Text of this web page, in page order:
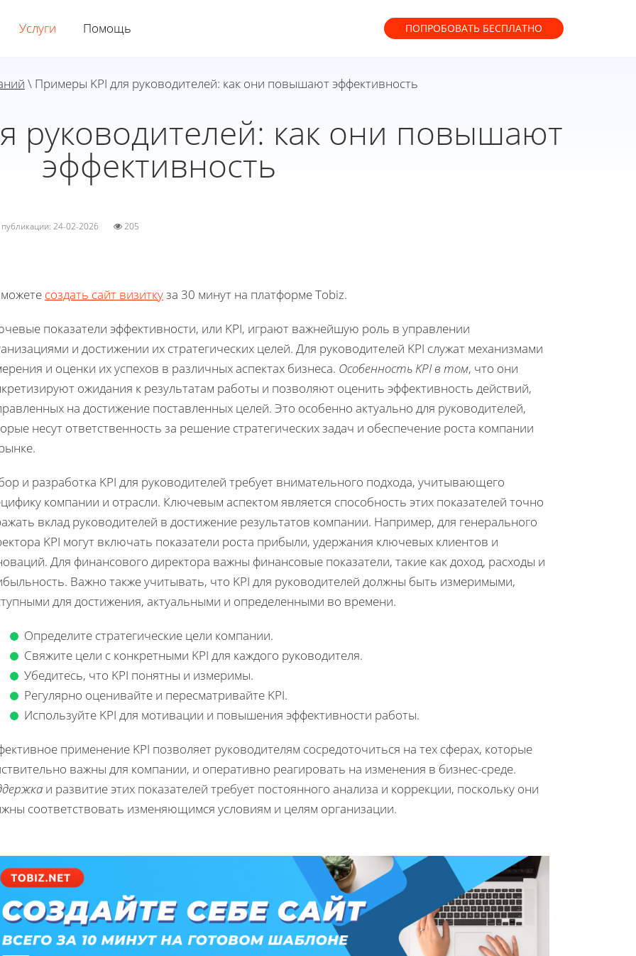
Услуги Помощь ПОПРОБОВАТЬ БЕСПЛАТНО
\ Примеры KPI для руководителей: как они повышают эффективность
руководителей: как они повышают
эффективность
публикации: 24-02-2026 205
создать сайт визиткуза 30 минут на платформе Tobiz.
показатели эффективности, или KPI, играют важнейшую роль в управлении
и достижении их стратегических целей. Для руководителей KPI служат механизмами
и оценки их успехов в различных аспектах бизнеса. Особенность KPI в том, что они
ожидания к результатам работы и позволяют оценить эффективность действий,
на достижение поставленных целей. Это особенно актуально для руководителей,
несут ответственность за решение стратегических задач и обеспечение роста компании
и разработка KPI для руководителей требует внимательного подхода, учитывающего
компании и отрасли. Ключевым аспектом является способность этих показателей точно
вклад руководителей в достижение результатов компании. Например, для генерального
KPI могут включать показатели роста прибыли, удержания ключевых клиентов и
Для финансового директора важны финансовые показатели, такие как доход, расходы и
Важно также учитывать, что KPI для руководителей должны быть измеримыми,
для достижения, актуальными и определенными во времени.
Определите стратегические цели компании.
Свяжите цели с конкретными KPI для каждого руководителя.
Убедитесь, что KPI понятны и измеримы.
Регулярно оценивайте и пересматривайте KPI.
Используйте KPI для мотивации и повышения эффективности работы.
применение KPI позволяет руководителям сосредоточиться на тех сферах, которые
важны для компании, и оперативно реагировать на изменения в бизнес-среде.
и развитие этих показателей требует постоянного анализа и коррекции, поскольку они
соответствовать изменяющимся условиям и целям организации.